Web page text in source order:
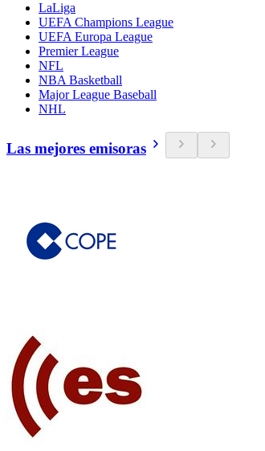
LaLiga
UEFA Champions League
UEFA Europa League
Premier League
NFL
NBA Basketball
Major League Baseball
NHL
Las mejores emisoras